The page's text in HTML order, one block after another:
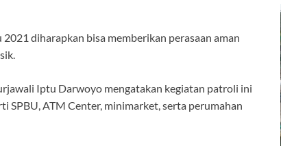
diharapkan bisa memberikan perasaan aman
Iptu Darwoyo mengatakan kegiatan patroli ini
SPBU, ATM Center, minimarket, serta perumahan